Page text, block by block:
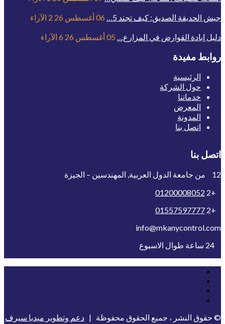
جيش الحديقة الصديق: كيف تجند 5… 06 أغسطس 26 2 الآراء
دليل إبادة القوارض في المزارع… 05 أغسطس 26 6 الآراء
روابط مفيدة
الرئيسية
حول الشركة
خدماتنا
المعرض
المدونة
اتصل بنا
اتصل بنا
12 من جامعة الدول العربية, المهندسين – الجيزة
+2
01200008052
+2
01557597777
info@mkanycontrol.com
© حقوق النشر ، جميع الحقوق محفوظة | دعم وتطوير ميديا سيرف